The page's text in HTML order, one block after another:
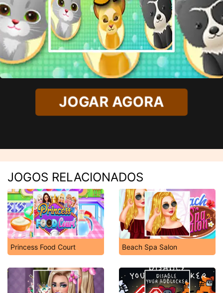
JOGAR AGORA
JOGOS RELACIONADOS
Princess Food Court Beach Spa Salon